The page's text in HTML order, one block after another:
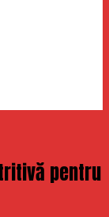
pentru